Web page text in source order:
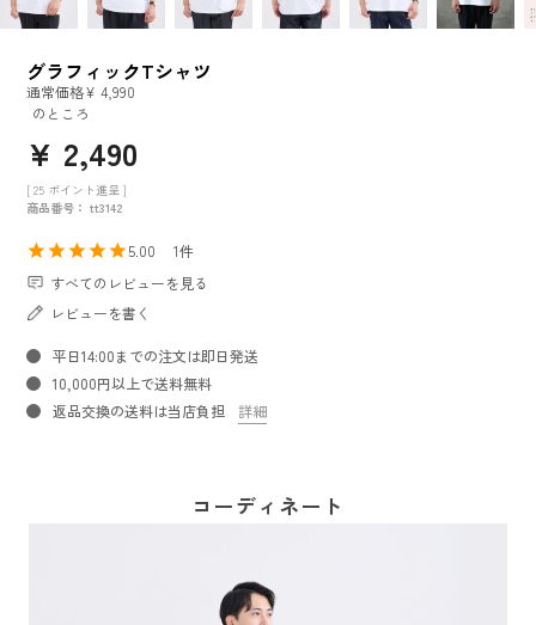
グラフィックTシャツ
通常価格¥ 4,990
のところ
¥ 2,490
[ 25 ポイント進呈 ]
商品番号
tt3142
5.00
1
すべてのレビューを見る
レビューを書く
平日14:00までの注文は即日発送
10,000円以上で送料無料
返品交換の送料は当店負担
詳細
コーディネート